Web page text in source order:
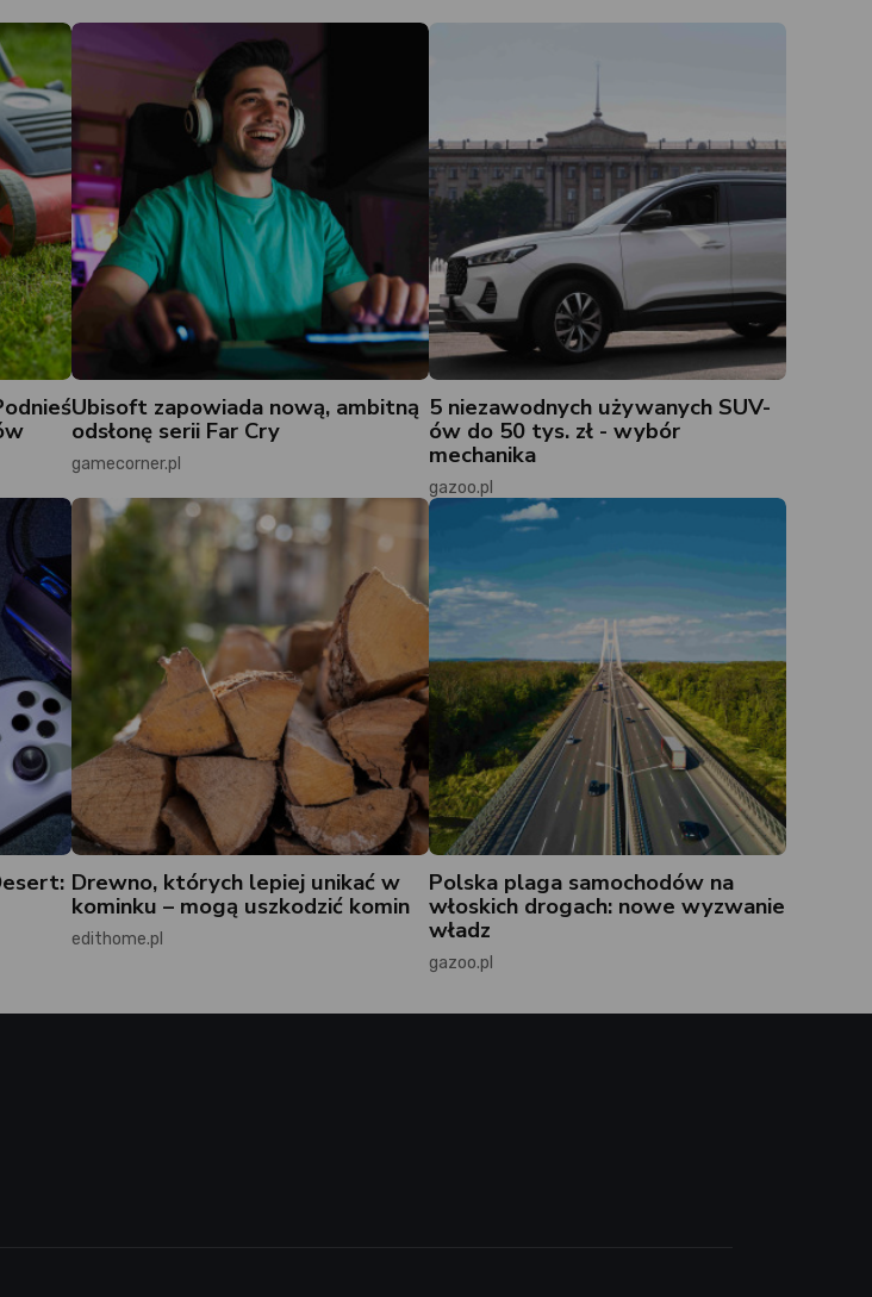
Ubisoft zapowiada nową, ambitną
odsłonę serii Far Cry
gamecorner.pl
5 niezawodnych używanych SUV-
ów do 50 tys. zł - wybór
mechanika
gazoo.pl
Drewno, których lepiej unikać w
kominku – mogą uszkodzić komin
edithome.pl
Polska plaga samochodów na
włoskich drogach: nowe wyzwanie
władz
gazoo.pl